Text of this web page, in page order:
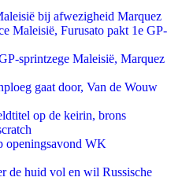
bij afwezigheid Marquez
Maleisië, Furusato pakt 1e GP-
sprintzege Maleisië, Marquez
gaat door, Van de Wouw
op de keirin, brons
openingsavond WK
de huid vol en wil Russische